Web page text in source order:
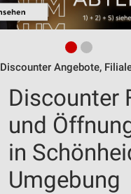
Discounter Angebote,
Discounter
und
in
Umgebung